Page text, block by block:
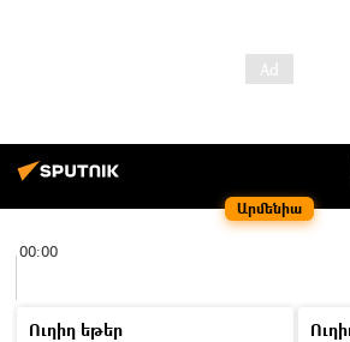
Արմենիա
00:00
Ուղիղ եթեր